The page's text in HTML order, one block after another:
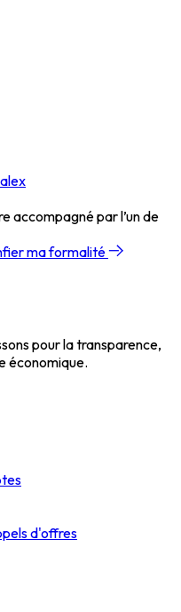
accompagné par l’un de
ma formalité
pour la transparence,
économique.
d'offres